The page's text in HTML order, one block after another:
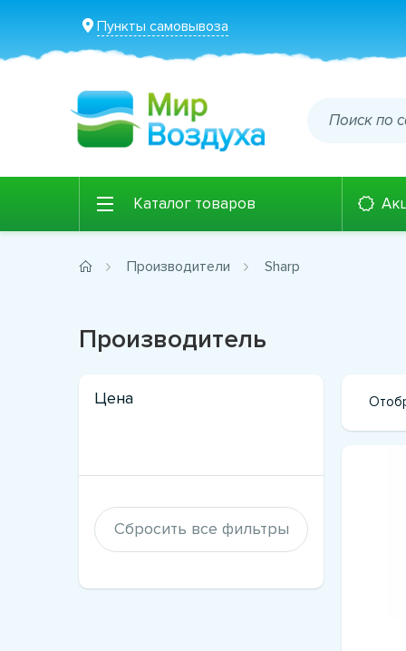
Пункты самовывоза
Каталог товаров
Производители Sharp
Производитель
Цена
Сбросить все фильтры